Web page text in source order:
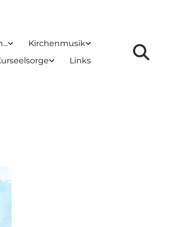
Kirchenmusik
Links